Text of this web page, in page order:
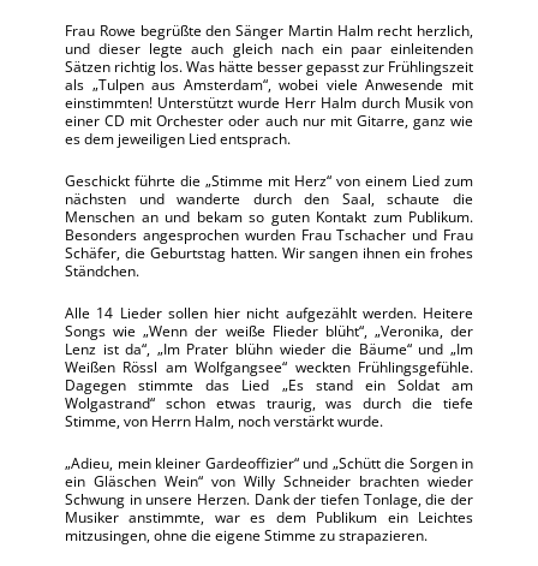
Frau Rowe begrüßte den Sänger Martin Halm recht herzlich,
und dieser legte auch gleich nach ein paar einleitenden
Sätzen richtig los. Was hätte besser gepasst zur Frühlingszeit
als „Tulpen aus Amsterdam“, wobei viele Anwesende mit
einstimmten! Unterstützt wurde Herr Halm durch Musik von
einer CD mit Orchester oder auch nur mit Gitarre, ganz wie
es dem jeweiligen Lied entsprach.
Geschickt führte die „Stimme mit Herz“ von einem Lied zum
nächsten und wanderte durch den Saal, schaute die
Menschen an und bekam so guten Kontakt zum Publikum.
Besonders angesprochen wurden Frau Tschacher und Frau
Schäfer, die Geburtstag hatten. Wir sangen ihnen ein frohes
Ständchen.
Alle 14 Lieder sollen hier nicht aufgezählt werden. Heitere
Songs wie „Wenn der weiße Flieder blüht“, „Veronika, der
Lenz ist da“, „Im Prater blühn wieder die Bäume“ und „Im
Weißen Rössl am Wolfgangsee“ weckten Frühlingsgefühle.
Dagegen stimmte das Lied „Es stand ein Soldat am
Wolgastrand“ schon etwas traurig, was durch die tiefe
Stimme, von Herrn Halm, noch verstärkt wurde.
„Adieu, mein kleiner Gardeoffizier“ und „Schütt die Sorgen in
ein Gläschen Wein“ von Willy Schneider brachten wieder
Schwung in unsere Herzen. Dank der tiefen Tonlage, die der
Musiker anstimmte, war es dem Publikum ein Leichtes
mitzusingen, ohne die eigene Stimme zu strapazieren.